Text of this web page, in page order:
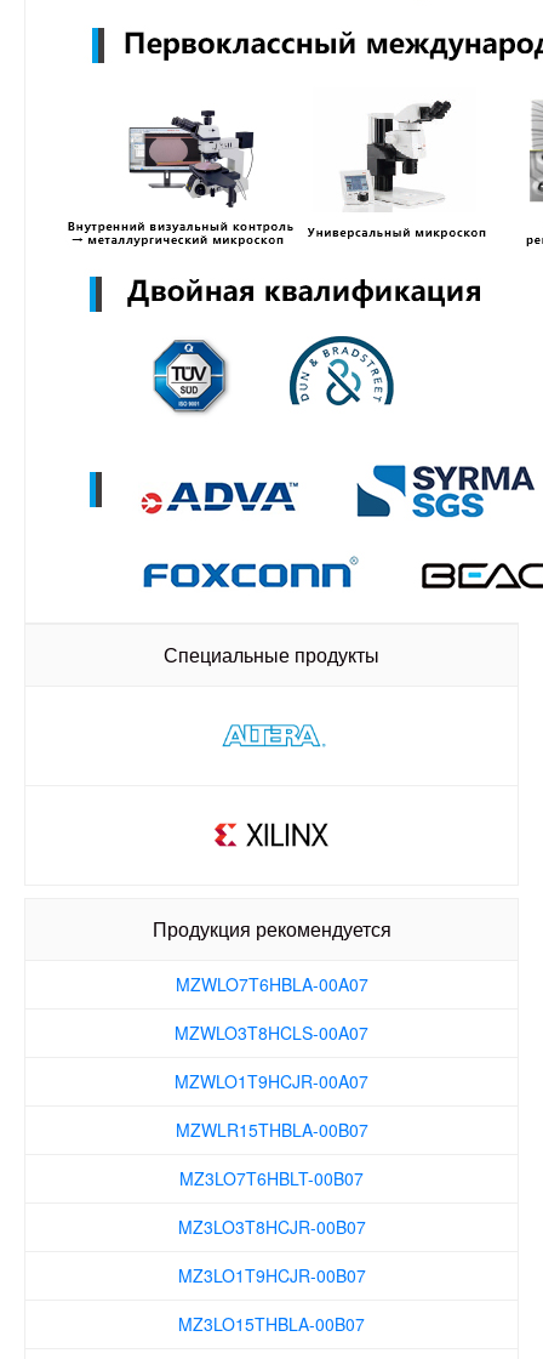
Специальные продукты
Продукция рекомендуется
MZWLR15THBLA-00B07
MZ3LO7T6HBLT-00B07
MZ3LO1T9HCJR-00B07
MZWLO3T8HCLS-00A07
MZWLR15THBLA-00B07
MZ3LO3T8HCJR-00B07
MZ3LO15THBLA-00B07
MZWLO7T6HBLA-00A07
MZWLO3T8HCLS-00A07
MZWLO1T9HCJR-00A07
MZWLR15THBLA-00B07
MZ3LO7T6HBLT-00B07
MZ3LO3T8HCJR-00B07
MZ3LO1T9HCJR-00B07
MZ3LO15THBLA-00B07